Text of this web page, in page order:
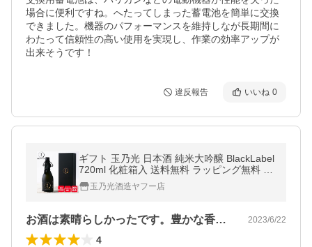
場合に便利ですね。へたってしまった蓄電池を簡単に交換
できました。機器のパフォーマンスを維持しなが長期間に
わたって信頼性の高い使用を実現し、作業の効率アップが
出来そうです！
違反報告 いいね 0
ギフト 玉乃光 日本酒 純米大吟醸 BlackLabel
720ml 化粧箱入 送料無料 ラッピング無料 メ
ッセージカード無料 誕生日 寿 還暦 内祝 退
職祝 御祝
玉乃光酒造ヤフー店
お酒は素晴らしかったです。豊かな香りと… 2023/6/22
4